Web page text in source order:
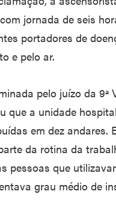
jornada de seis
portadores de
e pelo ar.
pelo juízo da 9ª
que a unidade
em dez andares.
da rotina da
pessoas que
grau médio de